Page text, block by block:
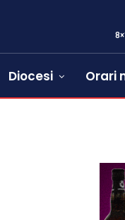
Diocesi Orari